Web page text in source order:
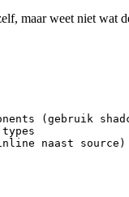
maar weet niet wat
(gebruik
naast source)